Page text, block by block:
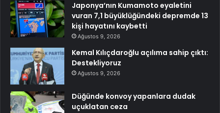
Japonya’nın Kumamoto eyaletini
vuran 7,1 büyüklüğündeki depremde 13
kişi hayatını kaybetti
Ağustos 9, 2026
Kemal Kılıçdaroğlu açılıma sahip çıktı:
Destekliyoruz
Ağustos 9, 2026
Düğünde konvoy yapanlara dudak
uçuklatan ceza